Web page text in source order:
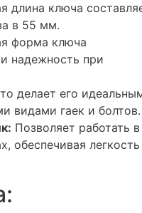
длина ключа
в 55 мм.
форма ключа
надежность при
делает его
видами гаек и болтов.
Позволяет работать в
обеспечивая легкость